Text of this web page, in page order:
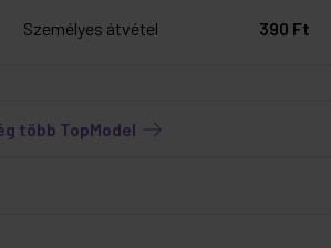
Személyes átvétel 390 Ft
több TopModel